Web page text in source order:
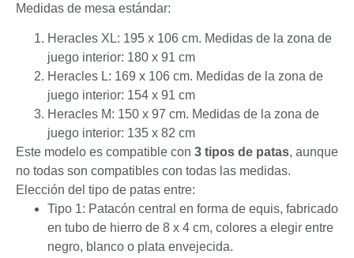
Medidas de mesa estándar:
Heracles XL: 195 x 106 cm. Medidas de la zona de
juego interior: 180 x 91 cm
Heracles L: 169 x 106 cm. Medidas de la zona de
juego interior: 154 x 91 cm
Heracles M: 150 x 97 cm. Medidas de la zona de
juego interior: 135 x 82 cm
Este modelo es compatible con 3 tipos de patas, aunque
no todas son compatibles con todas las medidas.
Elección del tipo de patas entre:
Tipo 1: Patacón central en forma de equis, fabricado
en tubo de hierro de 8 x 4 cm, colores a elegir entre
negro, blanco o plata envejecida.